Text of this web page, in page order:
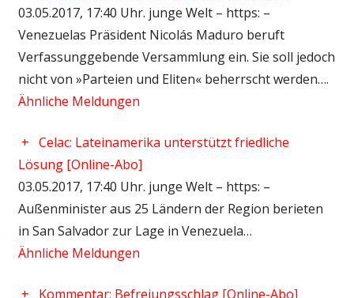
03.05.2017, 17:40 Uhr. junge Welt – https: –
Venezuelas Präsident Nicolás Maduro beruft
Verfassunggebende Versammlung ein. Sie soll jedoch
nicht von »Parteien und Eliten« beherrscht werden….
Ähnliche Meldungen
+ Celac: Lateinamerika unterstützt friedliche
Lösung [Online-Abo]
03.05.2017, 17:40 Uhr. junge Welt – https: –
Außenminister aus 25 Ländern der Region berieten
in San Salvador zur Lage in Venezuela…
Ähnliche Meldungen
+ Kommentar: Befreiungsschlag [Online-Abo]